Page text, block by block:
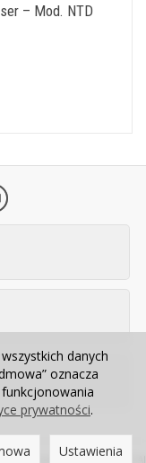
– Mod. NTD
internetowy SOTESHOP AI
danych
oznacza
prywatności.
Ustawienia